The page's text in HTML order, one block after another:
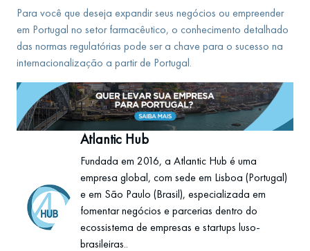
Para você que deseja expandir seus negócios ou empreender
em Portugal no setor farmacêutico, o conhecimento detalhado
das normas regulatórias pode ser a chave para o sucesso na
internacionalização a partir de Portugal.
Atlantic Hub
Fundada em 2016, a Atlantic Hub é uma
empresa global, com sede em Lisboa (Portugal)
e em São Paulo (Brasil), especializada em
fomentar negócios e parcerias dentro do
ecossistema de empresas e startups luso-
brasileiras..